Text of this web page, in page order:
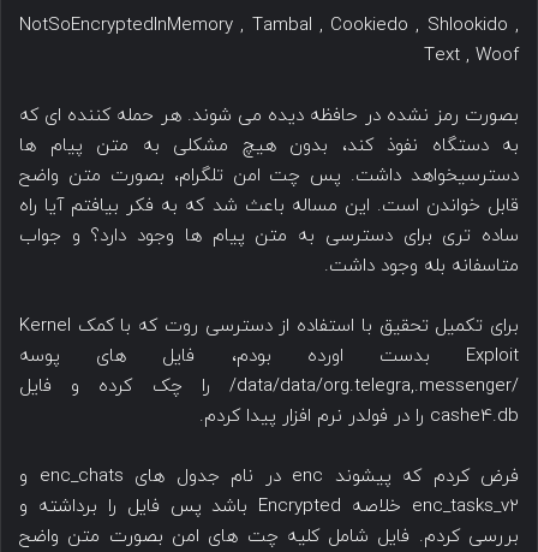
NotSoEncryptedInMemory , Tambal , Cookiedo , Shlookido ,
Text , Woof
بصورت رمز نشده در حافظه دیده می شوند. هر حمله کننده ای که
به دستگاه نفوذ کند، بدون هیچ مشکلی به متن پیام ها
دسترسیخواهد داشت. پس چت امن تلگرام، بصورت متن واضح
قابل خواندن است. این مساله باعث شد که به فکر بیافتم آیا راه
ساده تری برای دسترسی به متن پیام ها وجود دارد؟ و جواب
متاسفانه بله وجود داشت.
برای تکمیل تحقیق با استفاده از دسترسی روت که با کمک Kernel
Exploit بدست اورده بودم، فایل های پوسه
/data/data/org.telegra,.messenger/ را چک کرده و فایل
cashe4.db را در فولدر نرم افزار پیدا کردم.
فرض کردم که پیشوند enc در نام جدول های enc_chats و
enc_tasks_v2 خلاصه Encrypted باشد پس فایل را برداشته و
بررسی کردم. فایل شامل کلیه چت های امن بصورت متن واضح